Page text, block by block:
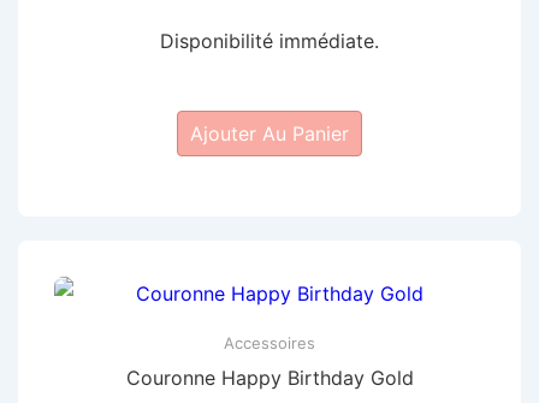
Disponibilité immédiate.
Ajouter Au Panier
Accessoires
Couronne Happy Birthday Gold